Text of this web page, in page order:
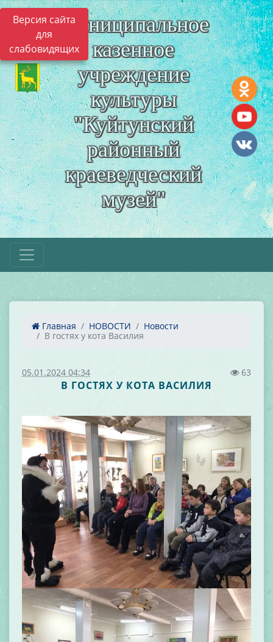
Версия сайта
для
слабовидящих
Муниципальное
казенное
учреждение
культуры
"Куйтунский
районный
краеведческий
музей"
Главная НОВОСТИ
Новости
В гостях у кота Василия
05.01.2024 04:34 63
В ГОСТЯХ У КОТА ВАСИЛИЯ